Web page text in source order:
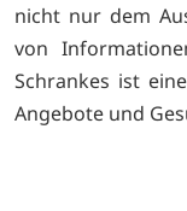
nicht nur dem
von
Schrankes ist
Angebote und